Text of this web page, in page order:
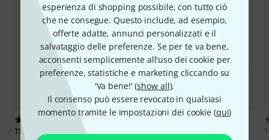
esperienza di shopping possibile, con tutto ciò
che ne consegue. Questo include, ad esempio,
offerte adatte, annunci personalizzati e il
salvataggio delle preferenze. Se per te va bene,
acconsenti semplicemente all'uso dei cookie per
preferenze, statistiche e marketing cliccando su
'Va bene!' (show all).
Il consenso può essere revocato in qualsiasi
momento tramite le impostazioni dei cookie (qui)
Thomann
HR-401G F-/Bb Double